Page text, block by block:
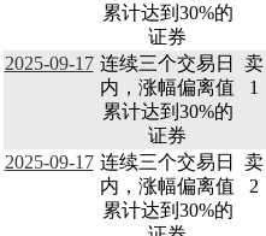
累计达到30%的
证券
2025-09-17 连续三个交易日
内，涨幅偏离值
累计达到30%的
证券
卖
1
2025-09-17 连续三个交易日
内，涨幅偏离值
累计达到30%的
卖
2